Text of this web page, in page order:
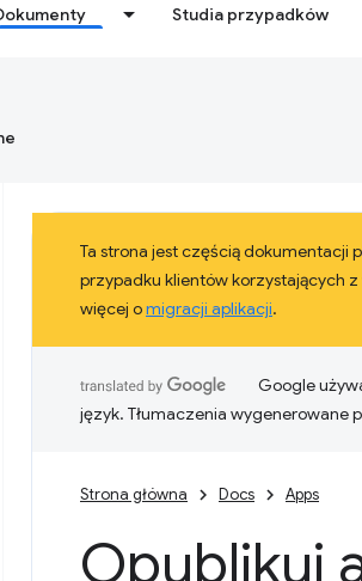
Studia przypadków
Ta strona jest częścią dokumentacji
przypadku klientów korzystających
więcej omigracji aplikacji.
Google
język. Tłumaczenia wygenerowane
Strona główna Docs Apps
Opublikuj